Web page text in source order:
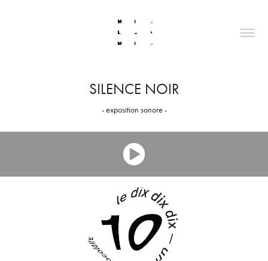
SILENCE NOIR
- exposition sonore -